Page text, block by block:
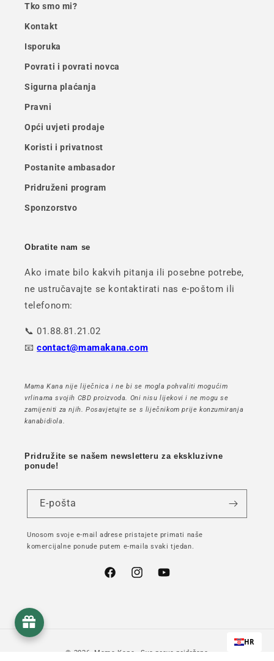
Tko smo mi?
Kontakt
Isporuka
Povrati i povrati novca
Sigurna plaćanja
Pravni
Opći uvjeti prodaje
Koristi i privatnost
Postanite ambasador
Pridruženi program
Sponzorstvo
Obratite nam se
Ako imate bilo kakvih pitanja ili posebne potrebe,
ne ustručavajte se kontaktirati nas e-poštom ili
telefonom:
📞 01.88.81.21.02
📧contact@mamakana.com
Mama Kana nije liječnica i ne bi se mogla pohvaliti mogućim
vrlinama svojih CBD proizvoda. Oni nisu lijekovi i ne mogu se
zamijeniti za njih. Posavjetujte se s liječnikom prije konzumiranja
kanabidiola.
Pridružite se našem newsletteru za ekskluzivne
ponude!
E-pošta
Unosom svoje e-mail adrese pristajete primati naše
komercijalne ponude putem e-maila svaki tjedan.
FacebookInstagramYouTube
© 2026, Mama Kana - Sva prava pridržana
HR